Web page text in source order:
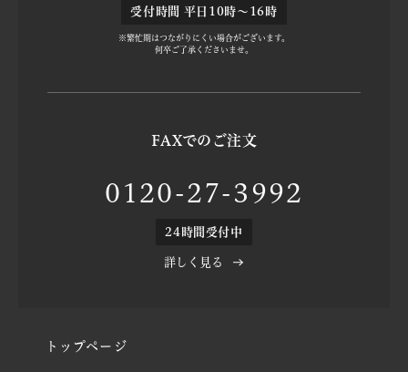
受付時間 平日10時～16時
※繁忙期はつながりにくい場合がございます。
何卒ご了承くださいませ。
FAXでのご注文
0120-27-3992
24時間受付中
詳しく見る
トップページ